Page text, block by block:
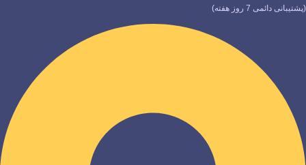
(پشتیبانی دائمی 7 روز هفته)